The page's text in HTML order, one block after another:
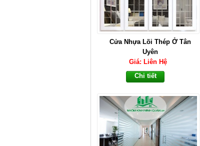
Cửa Nhựa Lõi Thép Ở Tân
Uyên
Giá: Liên Hệ
Chi tiết